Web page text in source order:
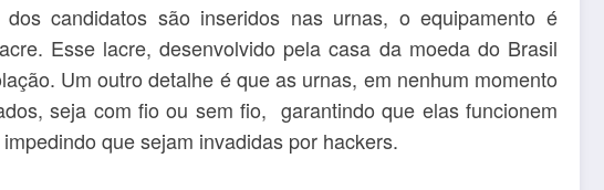
candidatos são inseridos nas urnas, o equipamento é
Esse lacre, desenvolvido pela casa da moeda do Brasil
Um outro detalhe é que as urnas, em nenhum momento
seja com fio ou sem fio, garantindo que elas funcionem
que sejam invadidas por hackers.